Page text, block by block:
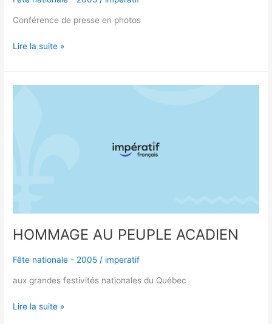
Conférence de presse en photos
Lire la suite »
HOMMAGE AU PEUPLE ACADIEN
Fête nationale - 2005 / imperatif
aux grandes festivités nationales du Québec
Lire la suite »